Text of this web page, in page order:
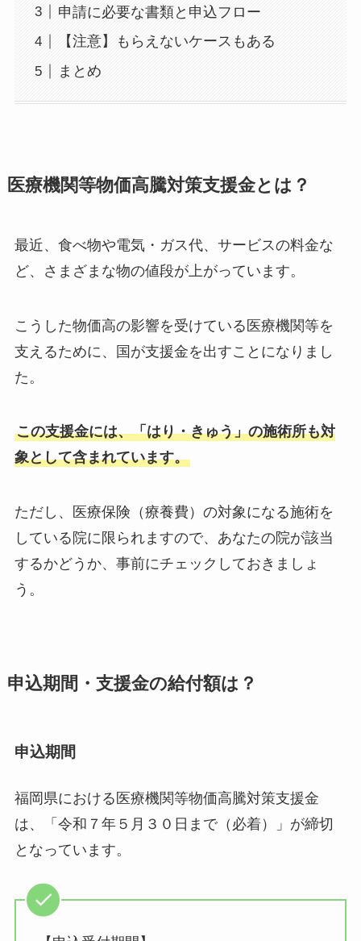
申請に必要な書類と申込フロー
【注意】もらえないケースもある
まとめ
医療機関等物価高騰対策支援金とは？
最近、食べ物や電気・ガス代、サービスの料金な
ど、さまざまな物の値段が上がっています。
こうした物価高の影響を受けている医療機関等を
支えるために、国が支援金を出すことになりまし
た。
この支援金には、「はり・きゅう」の施術所も対
象として含まれています。
ただし、医療保険（療養費）の対象になる施術を
している院に限られますので、あなたの院が該当
するかどうか、事前にチェックしておきましょ
う。
申込期間・支援金の給付額は？
申込期間
福岡県における医療機関等物価高騰対策支援金
は、「令和７年５月３０日まで（必着）」が締切
となっています。